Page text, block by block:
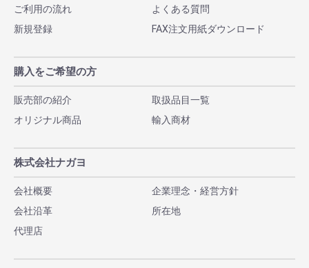
ご利用の流れ
よくある質問
新規登録
FAX注文用紙ダウンロード
購入をご希望の方
販売部の紹介
取扱品目一覧
オリジナル商品
輸入商材
株式会社ナガヨ
会社概要
企業理念・経営方針
会社沿革
所在地
代理店